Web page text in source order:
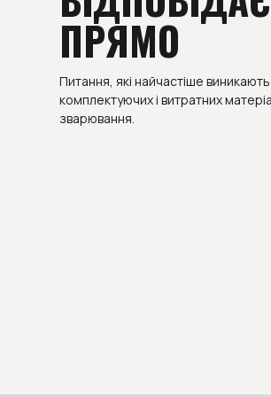
ПРЯМО
Питання, які найчастіше
комплектуючих і витратних
зварювання.